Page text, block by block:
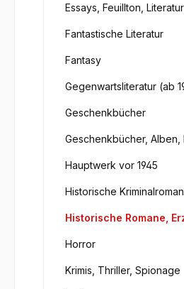
Essays, Feuillton,
Fantastische Literatur
Fantasy
Gegenwartsliteratur (ab
Geschenkbücher
Geschenkbücher, Alben,
Hauptwerk vor 1945
Historische
Historische Romane,
Horror
Krimis, Thriller, Spionage